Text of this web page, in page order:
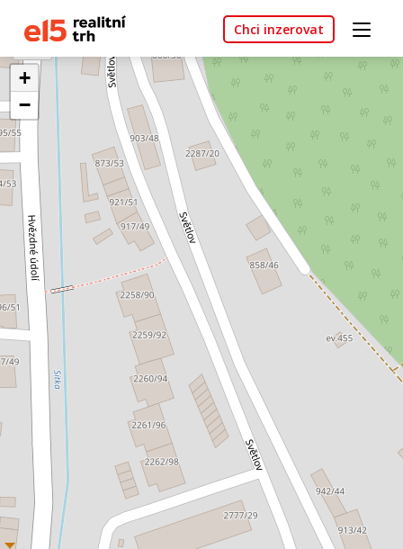
Chci inzerovat
+
−